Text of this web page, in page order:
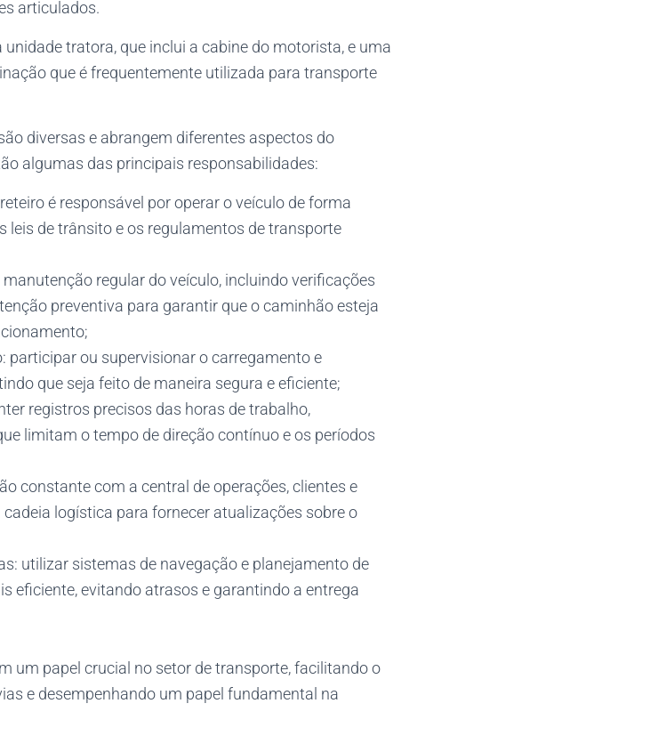
articulados.
tratora, que inclui a cabine do motorista, e uma
que é frequentemente utilizada para transporte
diversas e abrangem diferentes aspectos do
algumas das principais responsabilidades:
é responsável por operar o veículo de forma
leis de trânsito e os regulamentos de transporte
regular do veículo, incluindo verificações
preventiva para garantir que o caminhão esteja
participar ou supervisionar o carregamento e
que seja feito de maneira segura e eficiente;
registros precisos das horas de trabalho,
limitam o tempo de direção contínuo e os períodos
constante com a central de operações, clientes e
logística para fornecer atualizações sobre o
utilizar sistemas de navegação e planejamento de
eficiente, evitando atrasos e garantindo a entrega
um papel crucial no setor de transporte, facilitando o
e desempenhando um papel fundamental na